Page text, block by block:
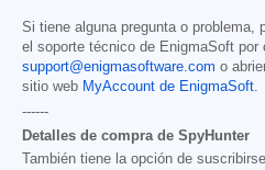
Si tiene alguna pregunta o problema,
el soporte técnico de EnigmaSoft por
support@enigmasoftware.com o
sitio web MyAccount de EnigmaSoft.
------
Detalles de compra de SpyHunter
También tiene la opción de